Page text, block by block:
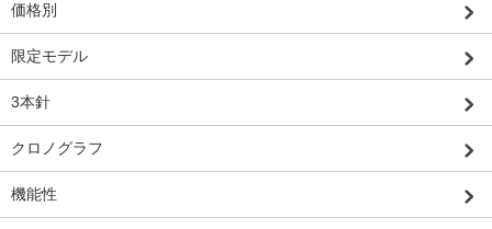
価格別
限定モデル
3本針
クロノグラフ
機能性